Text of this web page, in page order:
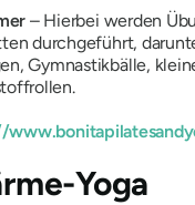
– Hierbei werden
durchgeführt,
Gymnastikbälle,
Yoga